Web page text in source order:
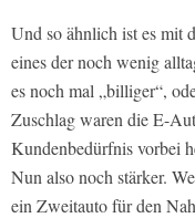
Und so ähnlich ist es mit
eines der noch wenig
es noch mal „billiger“,
Zuschlag waren die E-
Kundenbedürfnis vorbei
Nun also noch stärker.
ein Zweitauto für den